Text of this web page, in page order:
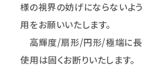
様の視界の妨げにならないよ
用をお願いいたします。
高輝度/扇形/円形/極端に長
使用は固くお断りいたします。